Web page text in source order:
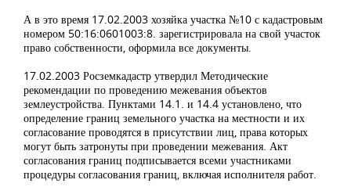
А в это время 17.02.2003 хозяйка участка №10 с кадастровым
номером 50:16:0601003:8. зарегистрировала на свой участок
право собственности, оформила все документы.
17.02.2003 Росземкадастр утвердил Методические
рекомендации по проведению межевания объектов
землеустройства. Пунктами 14.1. и 14.4 установлено, что
определение границ земельного участка на местности и их
согласование проводятся в присутствии лиц, права которых
могут быть затронуты при проведении межевания. Акт
согласования границ подписывается всеми участниками
процедуры согласования границ, включая исполнителя работ.